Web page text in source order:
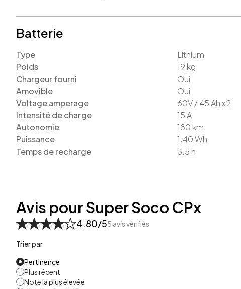
Batterie
Type
Lithium
Poids
19 kg
Chargeur fourni
Oui
Amovible
Oui
Voltage amperage
60V / 45 Ah x2
Intensité de charge
15A
Autonomie
180 km
Puissance
1.40Wh
Temps de recharge
3.5 h
Avis pour Super Soco CPx
4.80/55 avis vérifiés
Trier par
Pertinence
Plus récent
Note la plus élevée